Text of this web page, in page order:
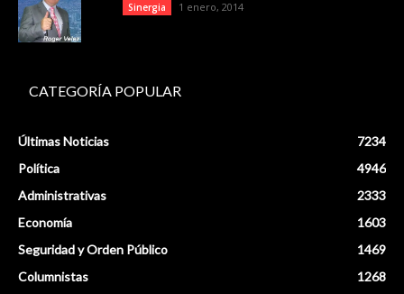
Sinergia 1 enero, 2014
CATEGORÍA POPULAR
Últimas Noticias
7234
Política
4946
Administrativas
2333
Economía
1603
Seguridad y Orden Público
1469
Columnistas
1268